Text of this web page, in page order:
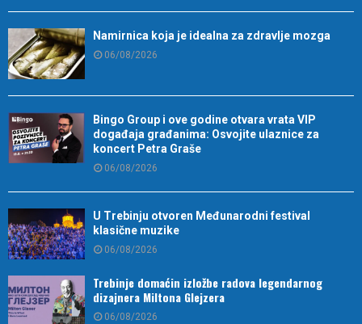
Namirnica koja je idealna za zdravlje mozga
06/08/2026
Bingo Group i ove godine otvara vrata VIP
događaja građanima: Osvojite ulaznice za
koncert Petra Graše
06/08/2026
U Trebinju otvoren Međunarodni festival
klasične muzike
06/08/2026
Trebinje domaćin izložbe radova legendarnog
dizajnera Miltona Glejzera
06/08/2026